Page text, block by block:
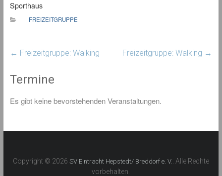
Sporthaus
FREIZEITGRUPPE
← Freizeitgruppe: Walking Freizeitgruppe: Walking →
Termine
Es gibt keine bevorstehenden Veranstaltungen.
Copyright © 2026 SV Eintracht Hepstedt/ Breddorf e. V. . Alle Rechte
vorbehalten.